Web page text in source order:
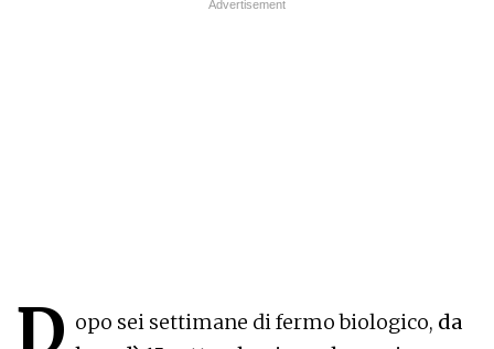
D opo sei settimane di fermo biologico, da